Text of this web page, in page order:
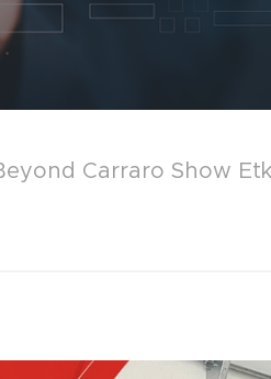
Carraro Show